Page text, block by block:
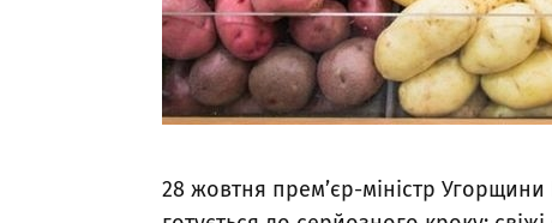
28 жовтня прем’єр-міністр